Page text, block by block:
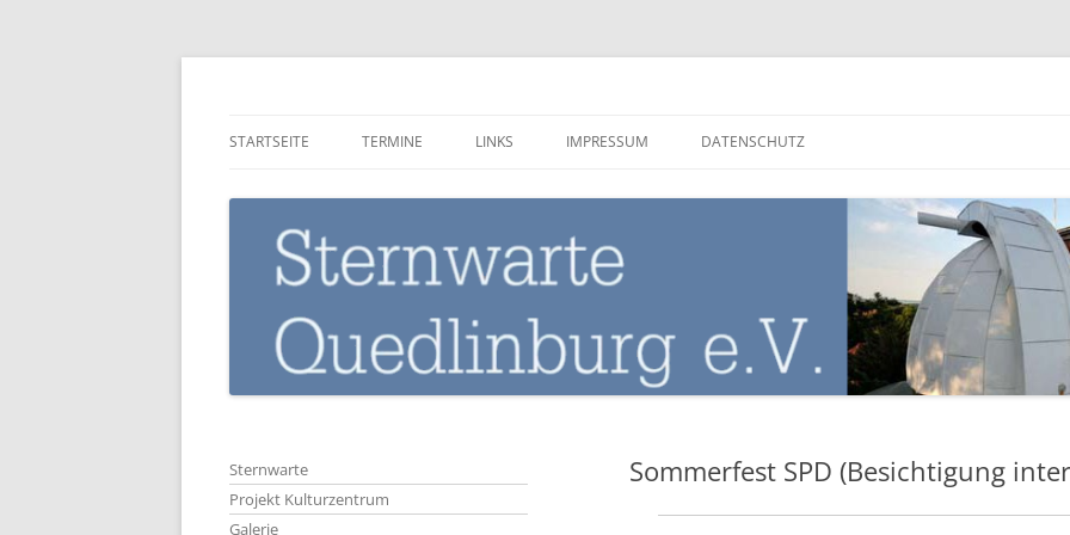
Zum
STARTSEITE TERMINE LINKS IMPRESSUM DATENSCHUTZ
Sommerfest SPD (Besichtigung
Sternwarte
Projekt Kulturzentrum
Galerie